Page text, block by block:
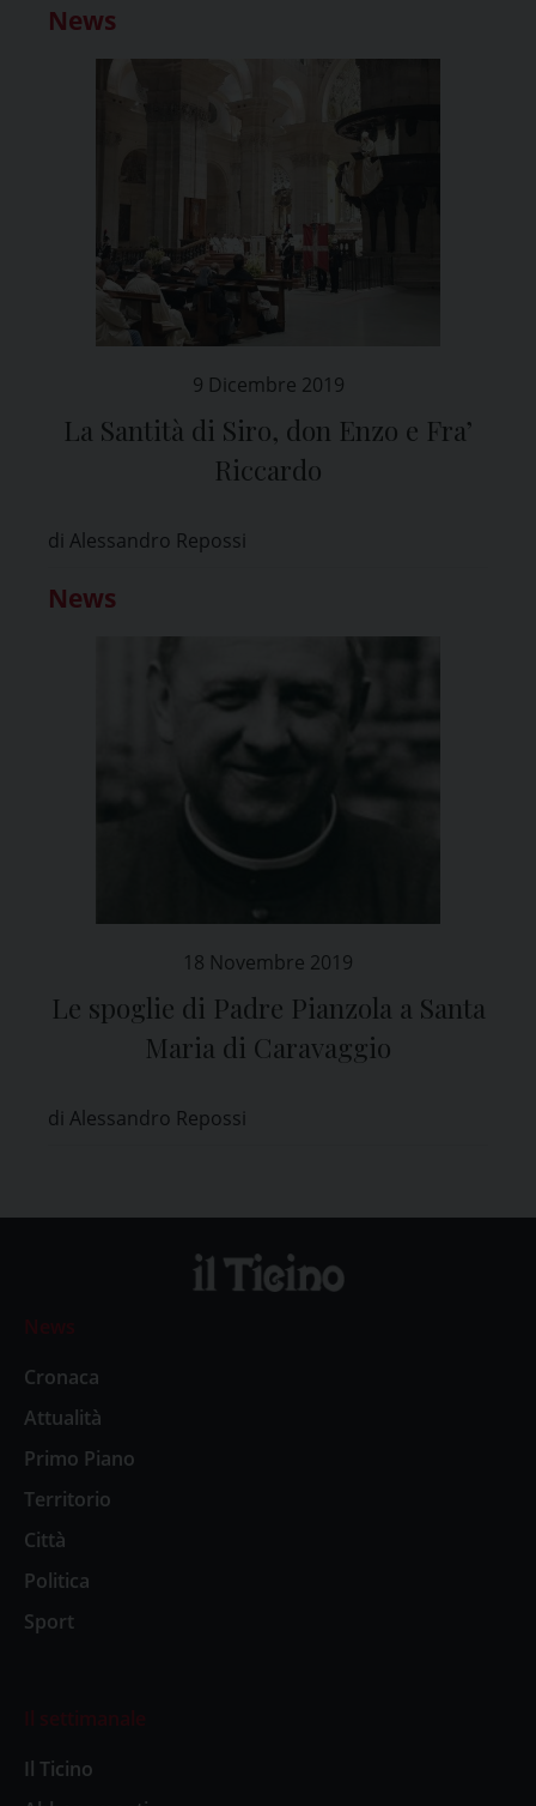
News
9 Dicembre 2019
La Santità di Siro, don Enzo e Fra’
Riccardo
di Alessandro Repossi
News
18 Novembre 2019
Le spoglie di Padre Pianzola a Santa
Maria di Caravaggio
di Alessandro Repossi
News
Cronaca
Attualità
Primo Piano
Territorio
Città
Politica
Sport
Il settimanale
Il Ticino